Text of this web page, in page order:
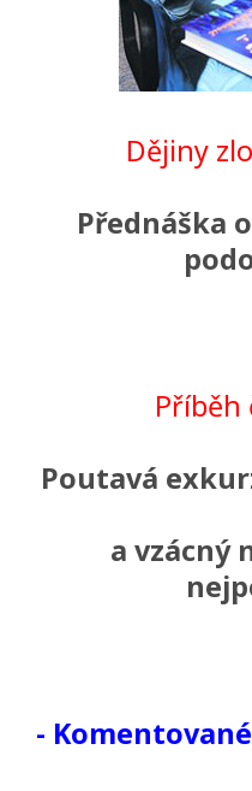
Dějiny
Přednáška
Poutavá
a vzácný
-